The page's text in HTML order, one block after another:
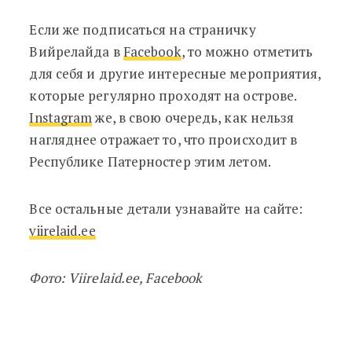
Если же подписаться на страничку
Вийрелайда в Facebook, то можно отметить
для себя и другие интересные мероприятия,
которые регулярно проходят на острове.
Instagramже, в свою очередь, как нельзя
нагляднее отражает то, что происходит в
Республике Патерностер этим летом.
Все остальные детали узнавайте на сайте:
viirelaid.ee
Фото: Viirelaid.ee, Facebook